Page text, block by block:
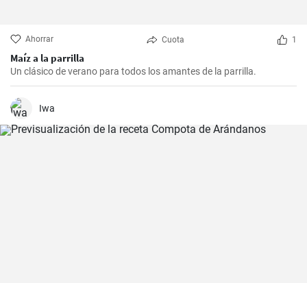
Ahorrar Cuota 1
Maíz a la parrilla
Un clásico de verano para todos los amantes de la parrilla.
Iwa